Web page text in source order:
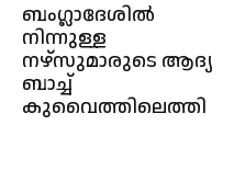
ബംഗ്ലാദേശിൽ
നിന്നുള്ള
നഴ്സുമാരുടെ ആദ്യ
ബാച്ച്
കുവൈത്തിലെത്തി